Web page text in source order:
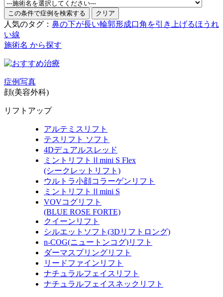
人気のタグ： 鼻の下が長い輪郭形成口角を引き上げるほうれ
い線
施術名 から探す
症例写真
顔(美容外科)
リフトアップ
アルテミスリフト
テスリフト ソフト
4Dデュアルスレッド
ミントリフトⅡmini S Flex
(シークレットリフト)
ウルトラ小顔コラーゲンリフト
ミントリフトⅡmini S
VOVコグリフト
(BLUE ROSE FORTE)
クイーンリフト
シルエットソフト (3Dリフトロング)
n-COG(ニュートンコグ)リフト
ダーマスプリングリフト
リードファインリフト
ナチュラルフェイスリフト
ナチュラルフェイスネックリフト